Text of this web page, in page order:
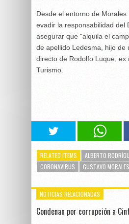
Desde el entorno de Morales
evadir la responsabilidad del
asegurar que "alquila el
de apellido Ledesma, hijo de
directo de Rodolfo Luque, ex
Turismo.
RELATED ITEMS
ALBERTO
CORONAVIRUS
GUSTAVO MORALES
NOTICIAS RELACIONADAS
Condenan por corrupción a